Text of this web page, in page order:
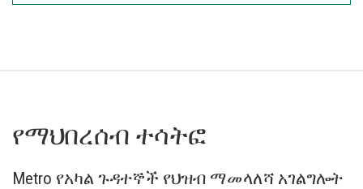
የማህበረሰብ ተሳትፎ
Metro የአካል ጉዳተኞች የህዝብ ማመላለሻ አገልግሎት